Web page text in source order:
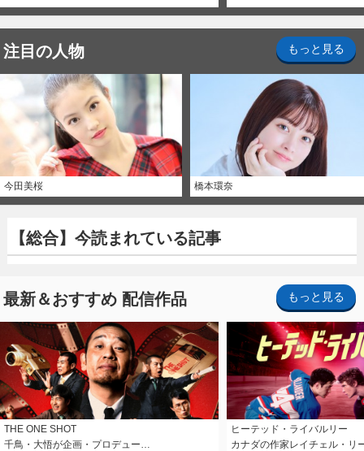
注目の人物 もっと見る
今田美桜 橋本環奈
【総合】今読まれている記事
最新＆おすすめ 配信作品 もっと見る
THE ONE SHOT
千鳥・大悟が企画・プロデュー…
ヒーテッド・ライバルリー
カナダの作家レイチェル・リ